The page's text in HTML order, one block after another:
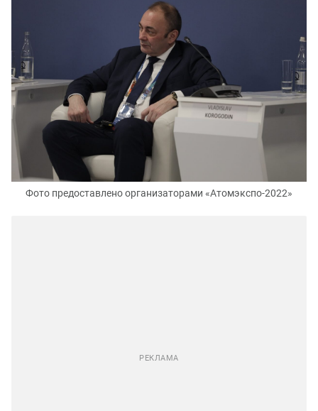
Фото предоставлено организаторами «Атомэкспо-2022»